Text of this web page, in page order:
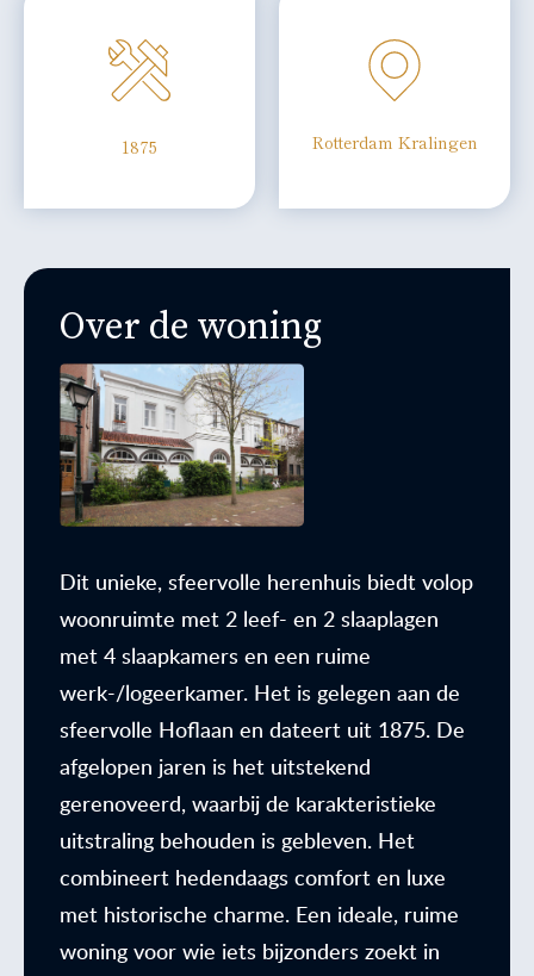
1875 Rotterdam Kralingen
Over de woning
Dit unieke, sfeervolle herenhuis biedt volop
woonruimte met 2 leef- en 2 slaaplagen
met 4 slaapkamers en een ruime
werk-/logeerkamer. Het is gelegen aan de
sfeervolle Hoflaan en dateert uit 1875. De
afgelopen jaren is het uitstekend
gerenoveerd, waarbij de karakteristieke
uitstraling behouden is gebleven. Het
combineert hedendaags comfort en luxe
met historische charme. Een ideale, ruime
woning voor wie iets bijzonders zoekt in